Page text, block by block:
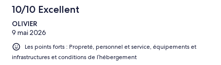
10/10 Excellent
OLIVIER
9 mai 2026
Les points forts : Propreté, personnel et service, équipements et
infrastructures et conditions de l’hébergement